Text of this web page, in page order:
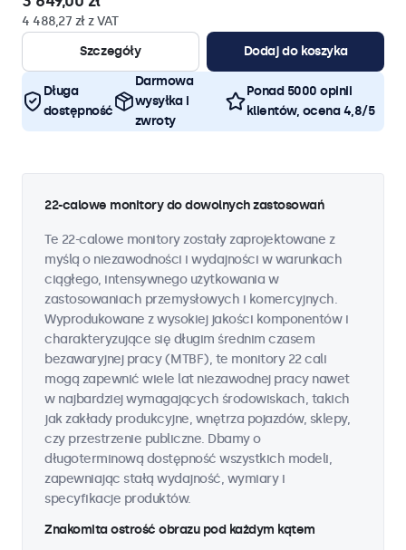
4 488,27 zł z VAT
Szczegóły
Dodaj do koszyka
Długa
dostępność
Darmowa
wysyłka i
zwroty
Ponad 5000 opinii
klientów, ocena 4,8/5
22-calowe monitory do dowolnych zastosowań
Te 22-calowe monitory zostały zaprojektowane z
myślą o niezawodności i wydajności w warunkach
ciągłego, intensywnego użytkowania w
zastosowaniach przemysłowych i komercyjnych.
Wyprodukowane z wysokiej jakości komponentów i
charakteryzujące się długim średnim czasem
bezawaryjnej pracy (MTBF), te monitory 22 cali
mogą zapewnić wiele lat niezawodnej pracy nawet
w najbardziej wymagających środowiskach, takich
jak zakłady produkcyjne, wnętrza pojazdów, sklepy,
czy przestrzenie publiczne. Dbamy o
długoterminową dostępność wszystkich modeli,
zapewniając stałą wydajność, wymiary i
specyfikacje produktów.
Znakomita ostrość obrazu pod każdym kątem